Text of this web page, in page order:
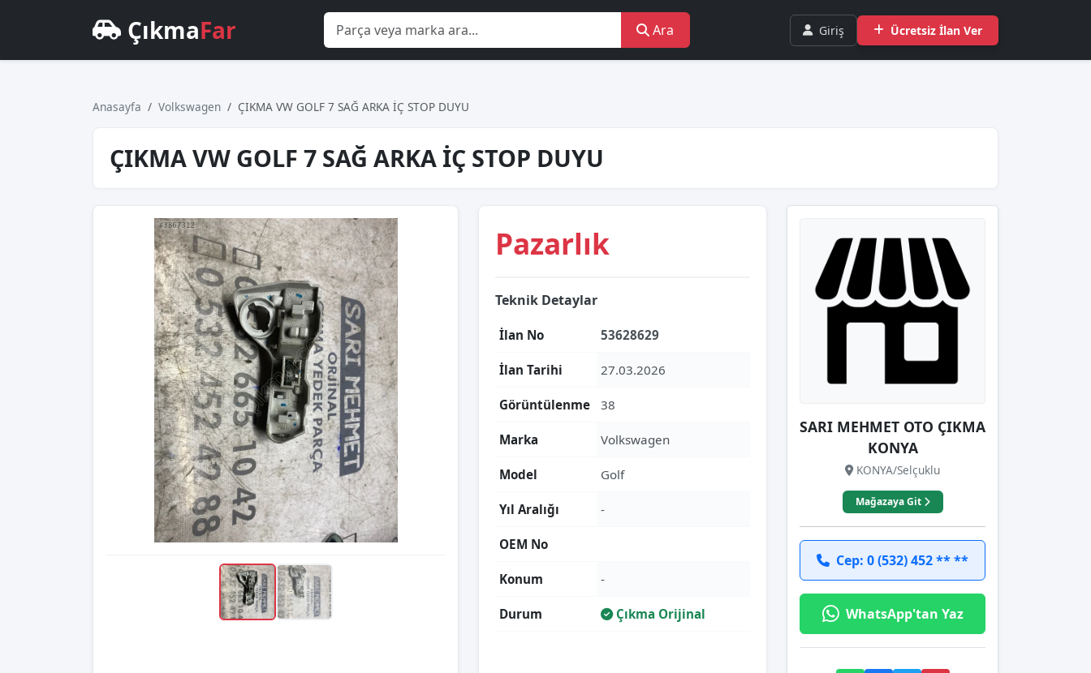
ÇıkmaFar Ara Giriş Ücretsiz İlan Ver
Anasayfa Volkswagen ÇIKMA VW GOLF 7 SAĞ ARKA İÇ STOP DUYU
ÇIKMA VW GOLF 7 SAĞ ARKA İÇ STOP DUYU
Pazarlık
Teknik Detaylar
İlan No 53628629
İlan Tarihi 27.03.2026
Görüntülenme 38
Marka Volkswagen
Model Golf
Yıl Aralığı -
OEM No
Konum -
Durum Çıkma Orijinal
SARI MEHMET OTO ÇIKMA
KONYA
KONYA/Selçuklu
Mağazaya Git
Cep: 0 (532) 452 ** **
WhatsApp'tan Yaz